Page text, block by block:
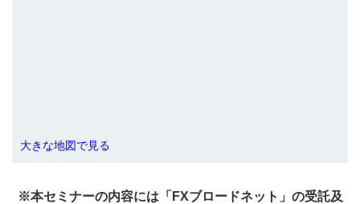
大きな地図で見る
※本セミナーの内容には「FXブロードネット」の受託及